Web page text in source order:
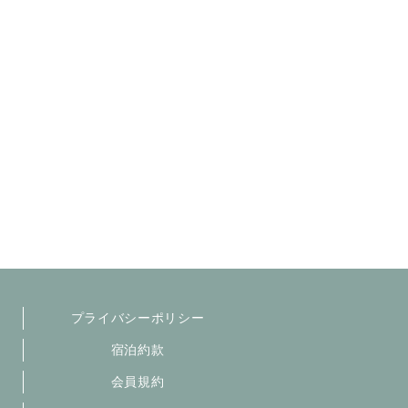
プライバシーポリシー
宿泊約款
会員規約